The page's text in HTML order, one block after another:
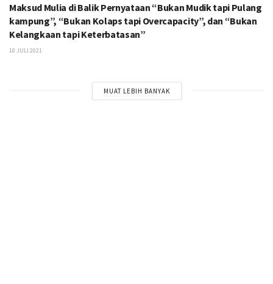
Maksud Mulia di Balik Pernyataan “Bukan Mudik tapi Pulang
kampung”, “Bukan Kolaps tapi Overcapacity”, dan “Bukan
Kelangkaan tapi Keterbatasan”
10 JULI 2021
MUAT LEBIH BANYAK